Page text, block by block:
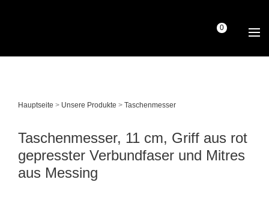
0
Hauptseite > Unsere Produkte >Taschen­messer
Taschenmesser, 11 cm, Griff aus rot
gepresster Verbundfaser und Mitres
aus Messing